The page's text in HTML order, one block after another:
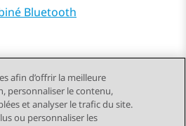
Bluetooth
afin d’offrir la meilleure
personnaliser le contenu,
et analyser le trafic du site.
ou personnaliser les